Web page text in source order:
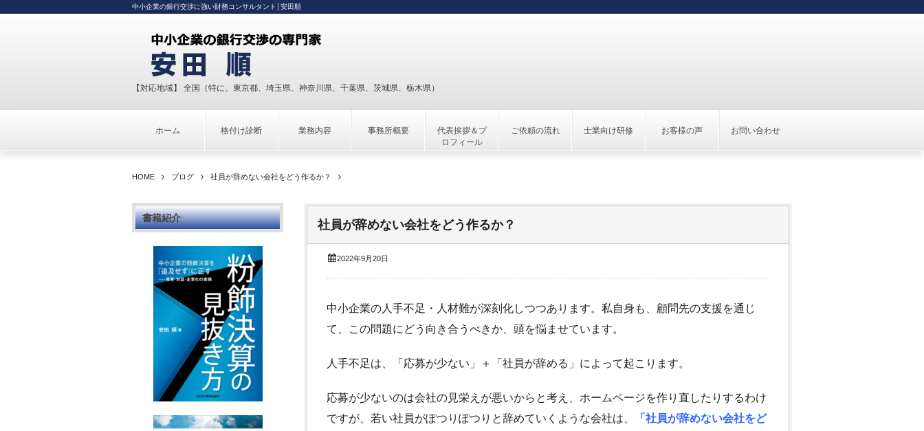
中小企業の銀行交渉に強い財務コンサルタント│安田順
【対応地域】 全国（特に、東京都、埼玉県、神奈川県、千葉県、茨城県、栃木県）
ホーム 格付け診断 業務内容 事務所概要
代表挨拶＆プ
ロフィール
ご依頼の流れ 士業向け研修 お客様の声 お問い合わせ
HOME ブログ 社員が辞めない会社をどう作るか？
社員が辞めない会社をどう作るか？
2022年9月20日
中小企業の人手不足・人材難が深刻化しつつあります。私自身も、顧問先の支援を通じ
て、この問題にどう向き合うべきか、頭を悩ませています。
人手不足は、「応募が少ない」＋「社員が辞める」によって起こります。
応募が少ないのは会社の見栄えが悪いからと考え、ホームページを作り直したりするわけ
ですが、若い社員がぽつりぽつりと辞めていくような会社は、
「社員が辞めない会社をど
書籍紹介